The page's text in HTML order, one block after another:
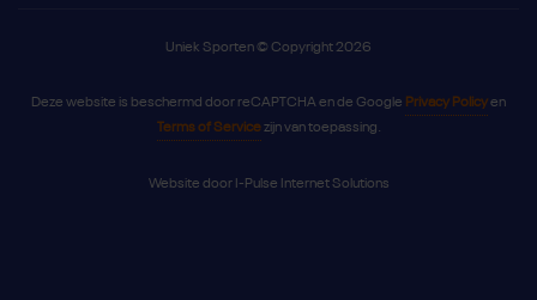
Uniek Sporten © Copyright 2026
Deze website is beschermd door reCAPTCHA en de Google Privacy Policyen
Terms of Servicezijn van toepassing.
Website door I-Pulse Internet Solutions